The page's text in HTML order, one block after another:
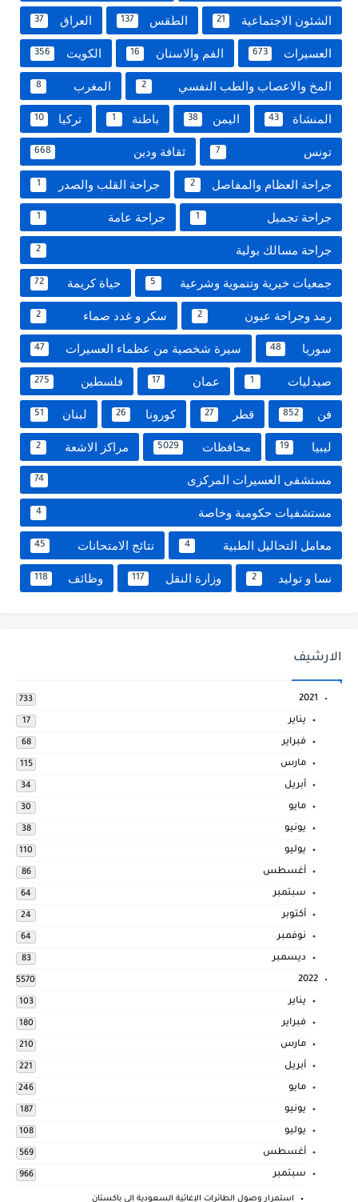
الشئون الاجتماعية 21 الطقس 137 العراق 37
العسيرات 673 الفم والاسنان 16 الكويت 356
المخ والاعصاب والطب النفسي 2 المغرب 8
المنشاة 43 اليمن 38 باطنة 1 تركيا 10
تونس 7 ثقافة ودين 668
جراحة العظام والمفاصل 2 جراحة القلب والصدر 1
جراحة تجميل 1 جراحة عامة 1
جراحة مسالك بولية 2
جمعيات خيرية وتنموية وشرعية 5 حياة كريمة 72
رمد وجراحة عيون 2 سكر و غدد صماء 2
سوريا 48 سيرة شخصية من عظماء العسيرات 47
صيدليات 1 عمان 17 فلسطين 275
فن 852 قطر 27 كورونا 26 لبنان 51
ليبيا 19 محافظات 5029 مراكز الاشعة 2
مستشفى العسيرات المركزى 74
مستشفيات حكومية وخاصة 4
معامل التحاليل الطبية 4 نتائج الامتحانات 45
نسا و توليد 2 وزارة النقل 117 وظائف 118
الارشيف
2021
733
يناير 17
فبراير 68
مارس 115
أبريل 34
مايو 30
يونيو 38
يوليو 110
أغسطس 86
سبتمبر 64
أكتوبر 24
نوفمبر 64
ديسمبر 83
2022
5570
يناير 103
فبراير 180
مارس 210
أبريل 221
مايو 246
يونيو 187
يوليو 108
أغسطس 569
سبتمبر 966
استمرار وصول الطائرات الإغاثية السعودية إلى باكستان